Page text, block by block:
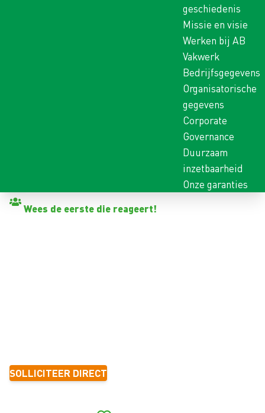
geschiedenis
Missie en visie
Werken bij AB
Vakwerk
Bedrijfsgegevens
Organisatorische
gegevens
Corporate
Governance
Duurzaam
inzetbaarheid
Onze garanties
Wees de eerste die reageert!
SOLLICITEER DIRECT